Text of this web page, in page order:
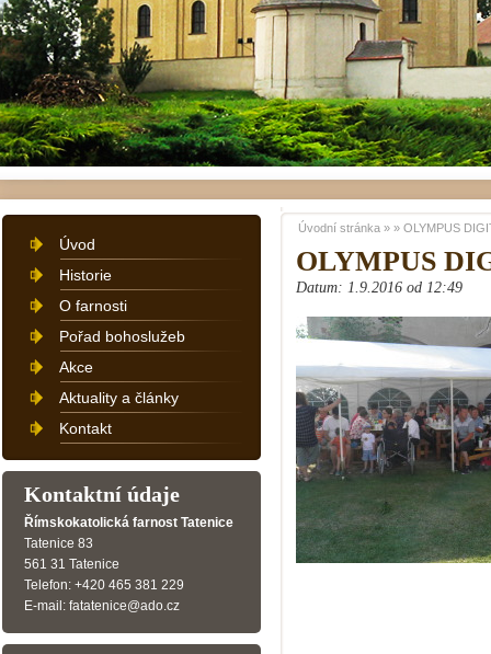
OLYMPUS
Datum: 1.9.2016 od 12:49
Úvodní stránka » » OLYMPUS
Úvod
Historie
O farnosti
Pořad bohoslužeb
Akce
Aktuality a články
Kontakt
Kontaktní údaje
Římskokatolická farnost Tatenice
Tatenice 83
561 31 Tatenice
Telefon: +420 465 381 229
E-mail: fatatenice@ado.cz